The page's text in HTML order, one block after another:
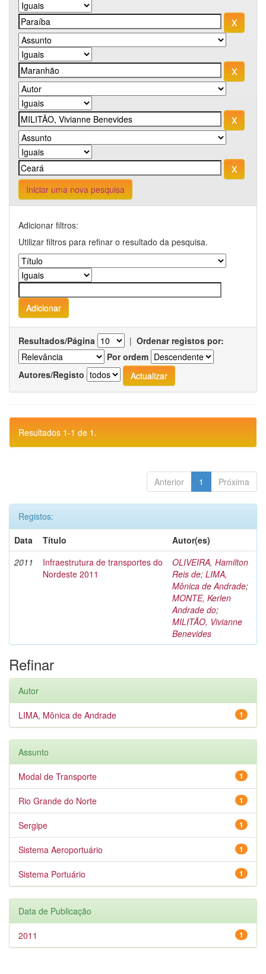
Iniciar uma nova pesquisa
Adicionar filtros:
Utilizar filtros para refinar o resultado da pesquisa.
Resultados/Página | Ordenar registos por:
Por ordem
Autores/Registo
Resultados 1-1 de 1.
Anterior 1 Próxima
Registos:
Data
Título
Autor(es)
2011
Infraestrutura de transportes do
Nordeste 2011
OLIVEIRA, Hamilton
Reis de; LIMA,
Mônica de Andrade;
MONTE, Kerlen
Andrade do;
MILITÃO, Vivianne
Benevides
Refinar
Autor
1
LIMA, Mônica de Andrade
Assunto
1
Modal de Transporte
1
Rio Grande do Norte
1
Sergipe
1
Sistema Aeroportuário
1
Sistema Portuário
Data de Publicação
1
2011